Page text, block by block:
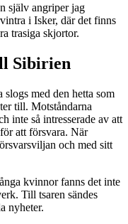
själv angriper jag
i Isker, där det finns
trasiga skjortor.
Sibirien
slogs med den hetta som
till. Motståndarna
inte så intresserade av att
att försvara. När
och med sitt
kvinnor fanns det inte
Till tsaren sändes
nyheter.